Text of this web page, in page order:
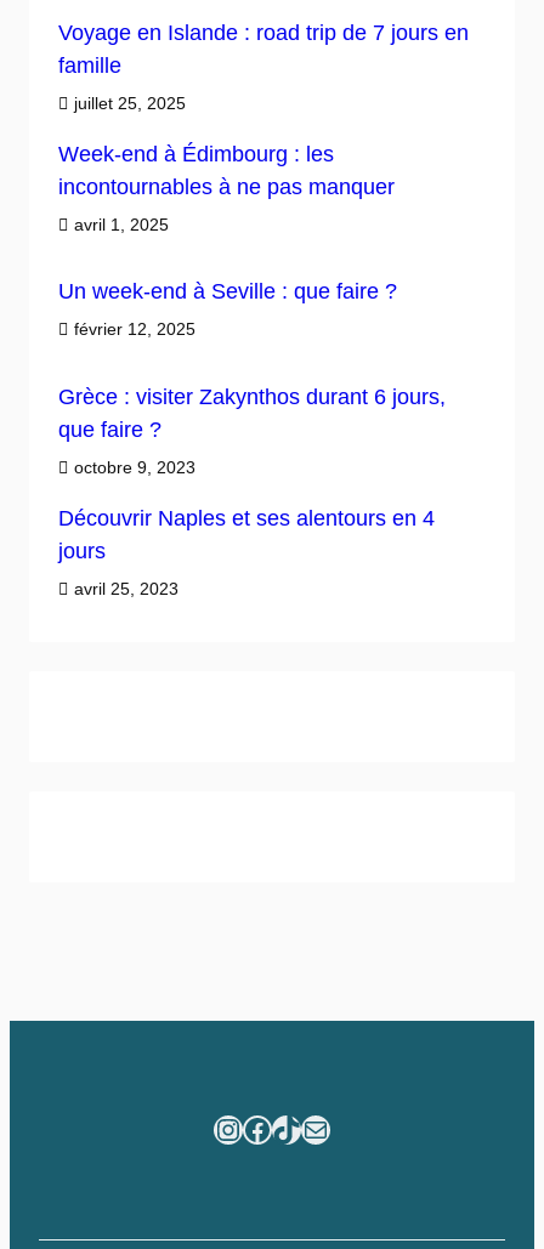
Voyage en Islande : road trip de 7 jours en
famille
juillet 25, 2025
Week-end à Édimbourg : les
incontournables à ne pas manquer
avril 1, 2025
Un week-end à Seville : que faire ?
février 12, 2025
Grèce : visiter Zakynthos durant 6 jours,
que faire ?
octobre 9, 2023
Découvrir Naples et ses alentours en 4
jours
avril 25, 2023